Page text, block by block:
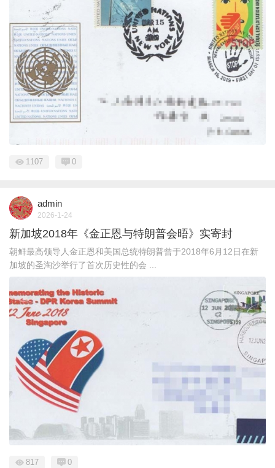
1107 0
admin
2026-1-24
新加坡2018年《金正恩与特朗普会晤》实寄封
朝鲜最高领导人金正恩和美国总统特朗普曾于2018年6月12日在新
加坡的圣淘沙举行了首次历史性的会 ...
817 0